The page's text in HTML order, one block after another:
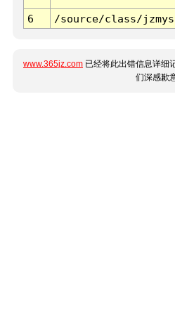
6 /source/class/
www.365jz.com 已经将此出错信息详细
们深感歉